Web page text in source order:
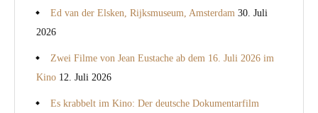
Ed van der Elsken, Rijksmuseum, Amsterdam 30. Juli
2026
Zwei Filme von Jean Eustache ab dem 16. Juli 2026 im
Kino 12. Juli 2026
Es krabbelt im Kino: Der deutsche Dokumentarfilm